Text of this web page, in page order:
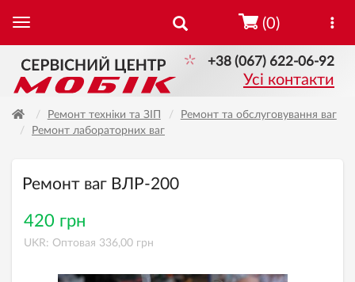
+38 (067) 622-06-92
Усі контакти
(0)
Ремонт техніки та ЗІП
Ремонт та обслуговування ваг
Ремонт лабораторних ваг
Ремонт ваг ВЛР-200
420 грн
UKR: Оптовая 336,00 грн